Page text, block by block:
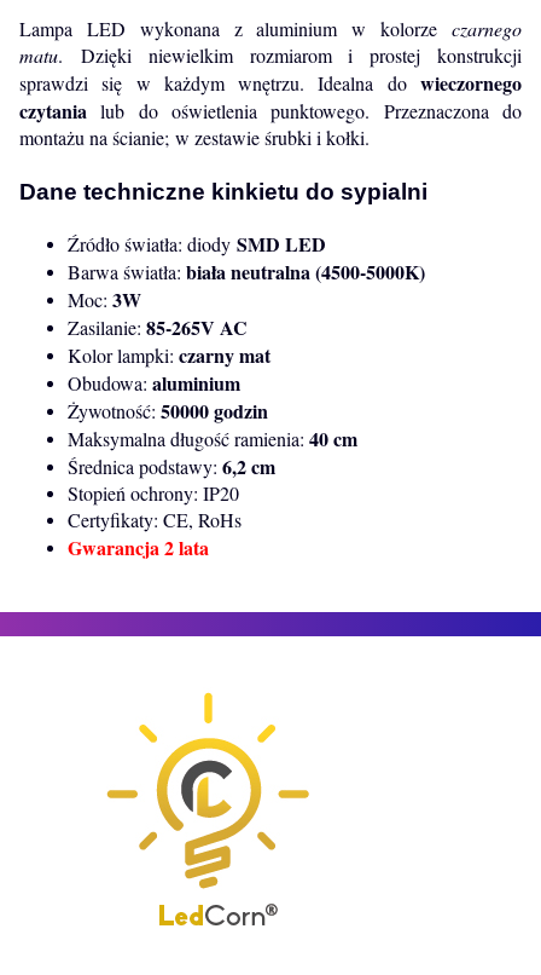
Lampa LED wykonana z aluminium w kolorze czarnego
matu. Dzięki niewielkim rozmiarom i prostej konstrukcji
sprawdzi się w każdym wnętrzu. Idealna do wieczornego
czytania lub do oświetlenia punktowego. Przeznaczona do
montażu na ścianie; w zestawie śrubki i kołki.
Dane techniczne kinkietu do sypialni
Źródło światła: diody SMD LED
Barwa światła: biała neutralna (4500-5000K)
Moc: 3W
Zasilanie: 85-265V AC
Kolor lampki: czarny mat
Obudowa: aluminium
Żywotność: 50000 godzin
Maksymalna długość ramienia: 40 cm
Średnica podstawy: 6,2 cm
Stopień ochrony: IP20
Certyfikaty: CE, RoHs
Gwarancja 2 lata